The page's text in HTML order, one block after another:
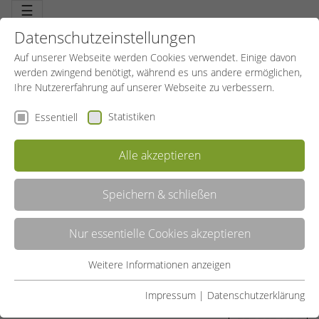
☰
SONSTIGE SPIELE
Hier finden Sie weitere interessante Spiele und Spielformen, auch in
Kombination zu einer neuen Erfahrung gemixt.
LISTE
Datenschutzeinstellungen
Auf unserer Webseite werden Cookies verwendet. Einige davon
werden zwingend benötigt, während es uns andere ermöglichen,
Ihre Nutzererfahrung auf unserer Webseite zu verbessern.
Essentiell Statistiken
Alle akzeptieren
Speichern & schließen
Nur essentielle Cookies akzeptieren
Essentielle Cookies werden für grundlegende Funktionen der
Weitere Informationen anzeigen
Impressum | Datenschutzerklärung